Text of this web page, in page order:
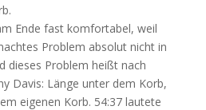
Ende fast komfortabel, weil
Problem absolut nicht in
dieses Problem heißt nach
Davis: Länge unter dem Korb,
eigenen Korb. 54:37 lautete